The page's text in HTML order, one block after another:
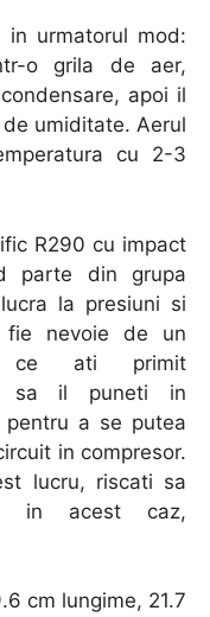
in urmatorul mod:
o grila de aer,
apoi il
umiditate. Aerul
cu 2-3
R290 cu impact
parte din grupa
la presiuni si
fie nevoie de un
ce ati primit
sa il puneti in
a se putea
in compresor.
lucru, riscati sa
in acest caz,
cm lungime, 21.7